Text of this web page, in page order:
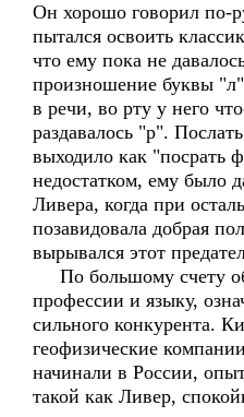
Он хорошо говорил по-
пытался освоить
что ему пока не
произношение буквы
в речи, во рту у него
раздавалось "р".
выходило как "посрать
недостатком, ему было
Ливера, когда при
позавидовала добрая
вырывался этот
По большому счету
профессии и языку,
сильного конкурента.
геофизические
начинали в России,
такой как Ливер,